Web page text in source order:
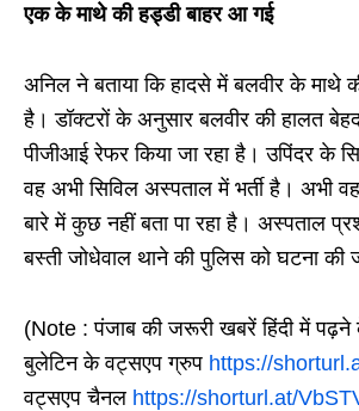
एक के माथे की हड्डी बाहर आ गई
अनिल ने बताया कि हादसे में बलवीर के माथे
है। डॉक्टरों के अनुसार बलवीर की हालत
पीजीआई रेफर किया जा रहा है। उपिंदर के
वह अभी सिविल अस्पताल में भर्ती है। अभी
बारे में कुछ नहीं बता पा रहा है। अस्पताल
बस्ती जोधेवाल थाने की पुलिस को घटना की
(Note : पंजाब की जरूरी खबरें हिंदी में पढ़ने
बुलेटिन के वट्सएप ग्रुप https://
वट्सएप चैनल https://shorturl.at/